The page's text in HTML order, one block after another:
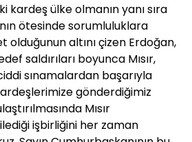
kardeş ülke olmanın yanı sıra
ötesinde sorumluluklara
olduğunun altını çizen Erdoğan,
saldırıları boyunca Mısır,
sınamalardan başarıyla
gönderdiğimiz
Mısır
işbirliğini her zaman